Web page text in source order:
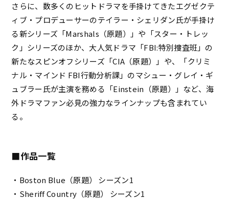
さらに、数多くのヒットドラマを手掛けてきたエグゼクテ
ィブ・プロデューサーのテイラー・シェリダン氏が手掛け
る新シリーズ「Marshals（原題）」や「スター・トレッ
ク」シリーズのほか、大人気ドラマ「FBI:特別捜査班」の
新たなスピンオフシリーズ「CIA（原題）」や、「クリミ
ナル・マインド FBI行動分析課」のマシュー・グレイ・ギ
ュブラー氏が主演を務める「Einstein（原題）」など、海
外ドラマファン必見の強力なラインナップも含まれてい
る。
■作品一覧
・Boston Blue（原題） シーズン1
・Sheriff Country（原題） シーズン1